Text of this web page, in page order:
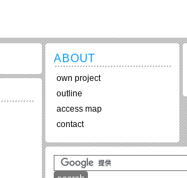
ABOUT
own project
outline
access map
contact